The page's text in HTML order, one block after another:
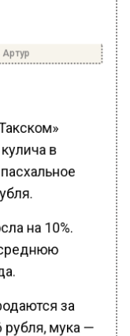
в
на 10%.
среднюю
за
рубля, мука —